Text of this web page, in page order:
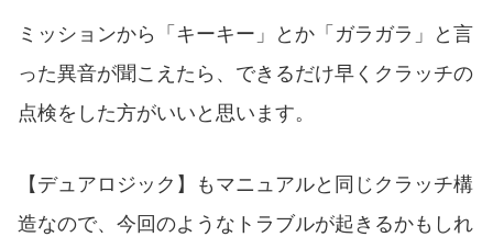
ミッションから「キーキー」とか「ガラガラ」と言
った異音が聞こえたら、できるだけ早くクラッチの
点検をした方がいいと思います。
【デュアロジック】もマニュアルと同じクラッチ構
造なので、今回のようなトラブルが起きるかもしれ